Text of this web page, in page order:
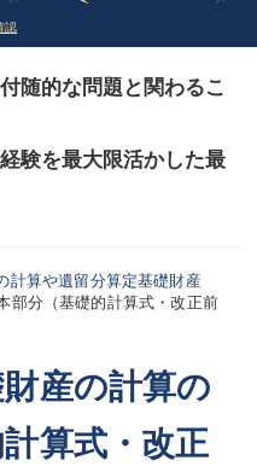
認
随的な問題と関わるこ
験を最大限活かした最
計算や遺留分算定基礎財産
部分（基礎的計算式・改正前
財産の計算の
算式・改正